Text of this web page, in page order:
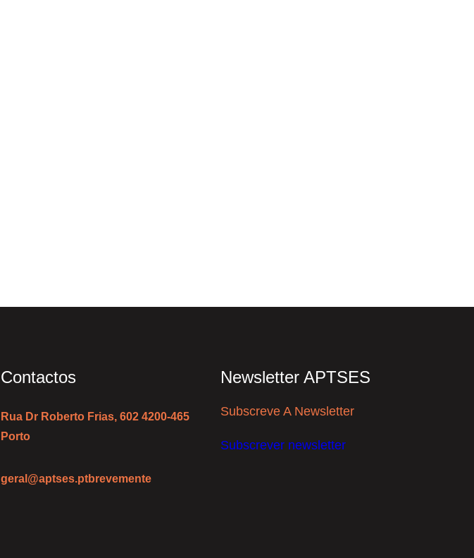
Contactos
Rua Dr Roberto Frias, 602 4200-465
Porto
geral@aptses.ptbrevemente
Newsletter APTSES
Subscreve A Newsletter
Subscrever newsletter